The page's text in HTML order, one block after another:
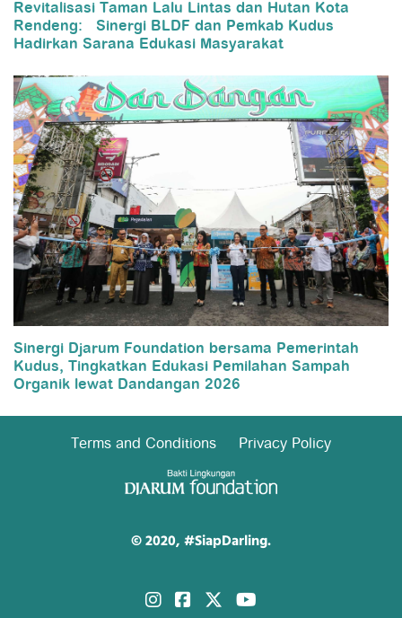
Revitalisasi Taman Lalu Lintas dan Hutan Kota
Rendeng: Sinergi BLDF dan Pemkab Kudus
Hadirkan Sarana Edukasi Masyarakat
Sinergi Djarum Foundation bersama Pemerintah
Kudus, Tingkatkan Edukasi Pemilahan Sampah
Organik lewat Dandangan 2026
Terms and Conditions Privacy Policy
© 2020, #SiapDarling.